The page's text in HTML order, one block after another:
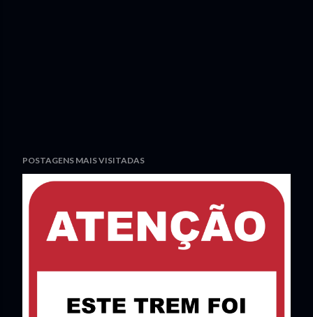
POSTAGENS MAIS VISITADAS